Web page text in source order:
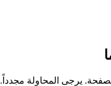
يرجى المحاولة مجدداً.